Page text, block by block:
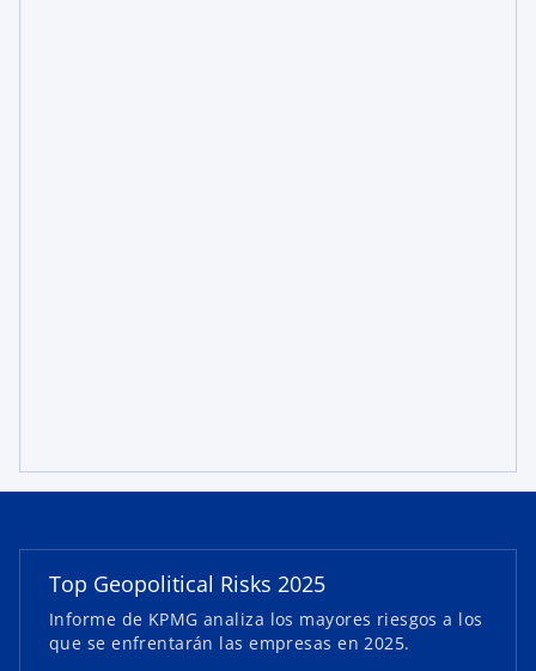
Top Geopolitical Risks 2025
Informe de KPMG analiza los mayores riesgos a los
que se enfrentarán las empresas en 2025.
e
n
u
n